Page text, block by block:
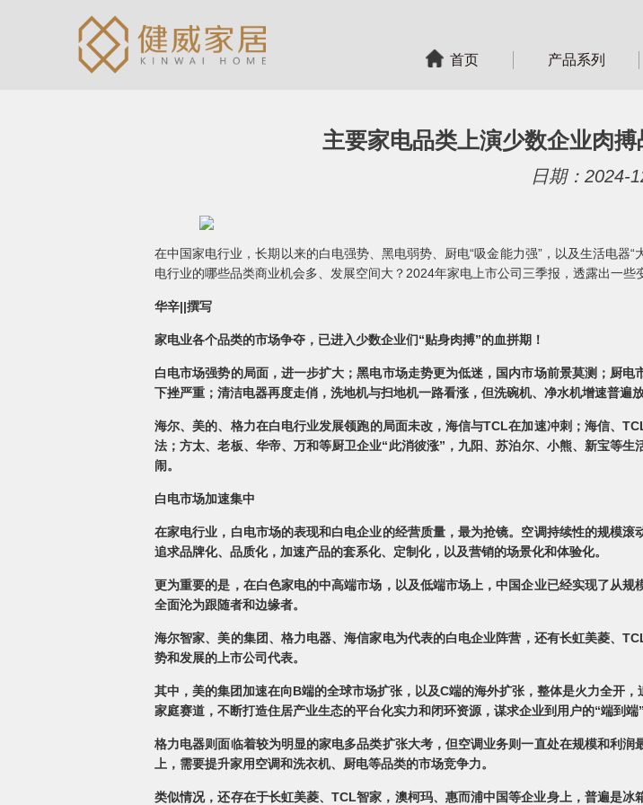
首页 产品系列
主要家电品类上演少数企业肉
日期：2024-
在中国家电行业，长期以来的白电强势、黑电弱势、厨电“吸金能力强”，以及生活电器
电行业的哪些品类商业机会多、发展空间大？2024年家电上市公司三季报，透露出一些
华辛||撰写
家电业各个品类的市场争夺，已进入少数企业们“贴身肉搏”的血拼期！
白电市场强势的局面，进一步扩大；黑电市场走势更为低迷，国内市场前景莫测；厨
下挫严重；清洁电器再度走俏，洗地机与扫地机一路看涨，但洗碗机、净水机增速普
海尔、美的、格力在白电行业发展领跑的局面未改，海信与TCL在加速冲刺；海信、
法；方太、老板、华帝、万和等厨卫企业“此消彼涨”，九阳、苏泊尔、小熊、新宝等
闹。
白电市场加速集中
在家电行业，白电市场的表现和白电企业的经营质量，最为抢镜。空调持续性的规模
追求品牌化、品质化，加速产品的套系化、定制化，以及营销的场景化和体验化。
更为重要的是，在白色家电的中高端市场，以及低端市场上，中国企业已经实现了从
全面沦为跟随者和边缘者。
海尔智家、美的集团、格力电器、海信家电为代表的白电企业阵营，还有长虹美菱、
势和发展的上市公司代表。
其中，美的集团加速在向B端的全球市场扩张，以及C端的海外扩张，整体是火力全开
家庭赛道，不断打造住居产业生态的平台化实力和闭环资源，谋求企业到用户的“端到端
格力电器则面临着较为明显的家电多品类扩张大考，但空调业务则一直处在规模和利
上，需要提升家用空调和洗衣机、厨电等品类的市场竞争力。
类似情况，还存在于长虹美菱、TCL智家，澳柯玛、惠而浦中国等企业身上，普遍是冰